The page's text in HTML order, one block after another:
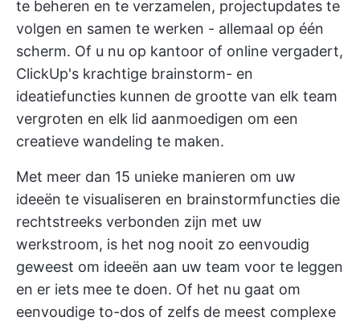
te beheren en te verzamelen, projectupdates te
volgen en samen te werken - allemaal op één
scherm. Of u nu op kantoor of online vergadert,
ClickUp's krachtige brainstorm- en
ideatiefuncties kunnen de grootte van elk team
vergroten en elk lid aanmoedigen om een
creatieve wandeling te maken.
Met meer dan 15 unieke manieren om uw
ideeën te visualiseren en brainstormfuncties die
rechtstreeks verbonden zijn met uw
werkstroom, is het nog nooit zo eenvoudig
geweest om ideeën aan uw team voor te leggen
en er iets mee te doen. Of het nu gaat om
eenvoudige to-dos of zelfs de meest complexe